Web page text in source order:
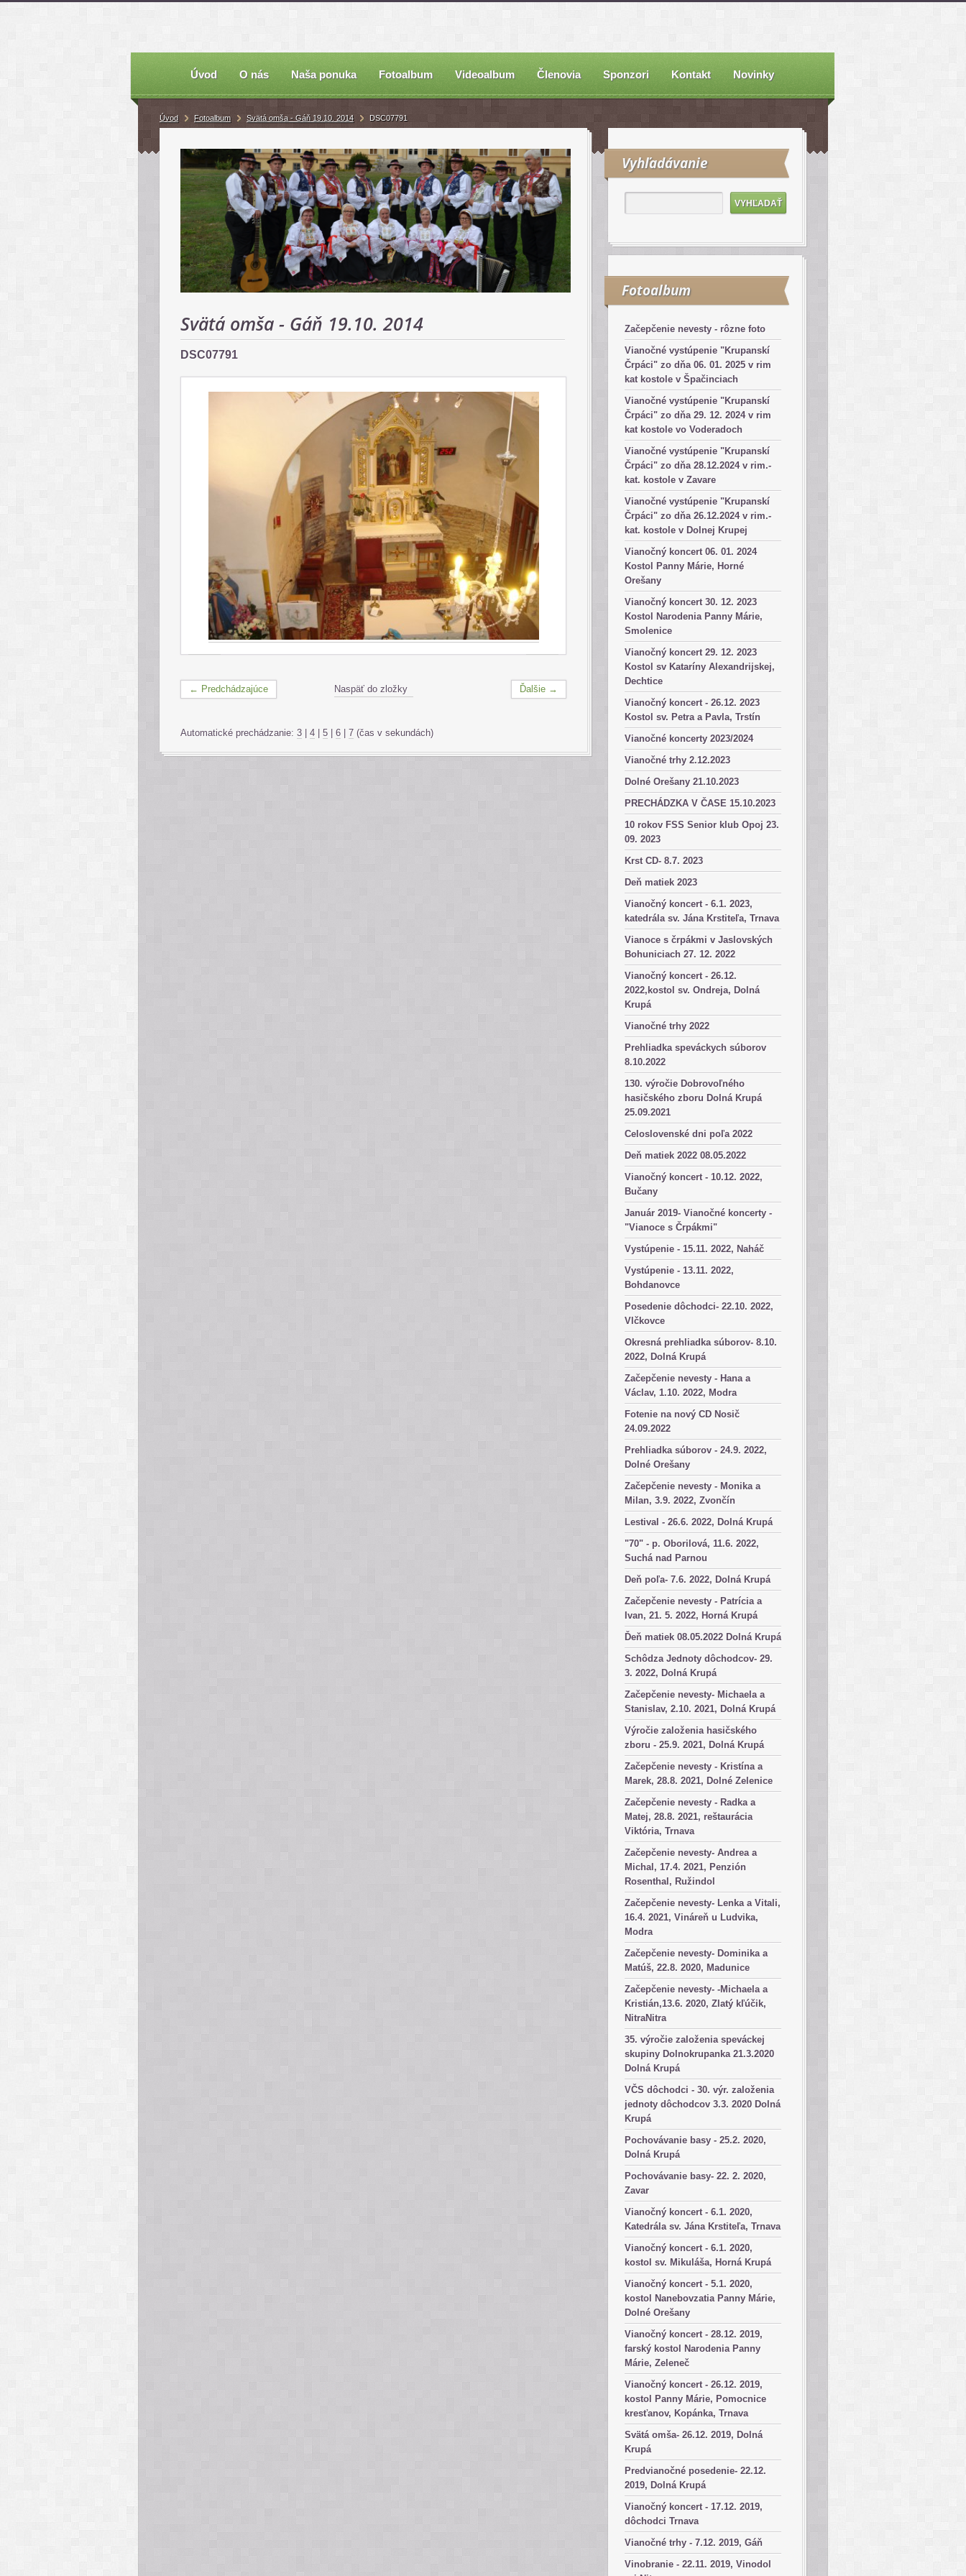
Úvod O nás Naša ponuka Fotoalbum Videoalbum Členovia Sponzori Kontakt Novinky
Vyhľadávanie
Fotoalbum
Začepčenie nevesty - rôzne foto
Vianočné vystúpenie "Krupanskí
Črpáci" zo dňa 06. 01. 2025 v rim
kat kostole v Špačinciach
Vianočné vystúpenie "Krupanskí
Črpáci" zo dňa 29. 12. 2024 v rim
kat kostole vo Voderadoch
Vianočné vystúpenie "Krupanskí
Črpáci" zo dňa 28.12.2024 v rim.-
kat. kostole v Zavare
Vianočné vystúpenie "Krupanskí
Črpáci" zo dňa 26.12.2024 v rim.-
kat. kostole v Dolnej Krupej
Vianočný koncert 06. 01. 2024
Kostol Panny Márie, Horné
Orešany
Vianočný koncert 30. 12. 2023
Kostol Narodenia Panny Márie,
Smolenice
Vianočný koncert 29. 12. 2023
Kostol sv Kataríny Alexandrijskej,
Dechtice
Vianočný koncert - 26.12. 2023
Kostol sv. Petra a Pavla, Trstín
Vianočné koncerty 2023/2024
Vianočné trhy 2.12.2023
Dolné Orešany 21.10.2023
PRECHÁDZKA V ČASE 15.10.2023
10 rokov FSS Senior klub Opoj 23.
09. 2023
Krst CD- 8.7. 2023
Deň matiek 2023
Vianočný koncert - 6.1. 2023,
katedrála sv. Jána Krstiteľa, Trnava
Vianoce s črpákmi v Jaslovských
Bohuniciach 27. 12. 2022
Vianočný koncert - 26.12.
2022,kostol sv. Ondreja, Dolná
Krupá
Vianočné trhy 2022
Prehliadka speváckych súborov
8.10.2022
130. výročie Dobrovoľného
hasičského zboru Dolná Krupá
25.09.2021
Celoslovenské dni poľa 2022
Deň matiek 2022 08.05.2022
Vianočný koncert - 10.12. 2022,
Bučany
Január 2019- Vianočné koncerty -
"Vianoce s Črpákmi"
Vystúpenie - 15.11. 2022, Naháč
Vystúpenie - 13.11. 2022,
Bohdanovce
Posedenie dôchodci- 22.10. 2022,
Vlčkovce
Okresná prehliadka súborov- 8.10.
2022, Dolná Krupá
Začepčenie nevesty - Hana a
Václav, 1.10. 2022, Modra
Fotenie na nový CD Nosič
24.09.2022
Prehliadka súborov - 24.9. 2022,
Dolné Orešany
Začepčenie nevesty - Monika a
Milan, 3.9. 2022, Zvončín
Lestival - 26.6. 2022, Dolná Krupá
"70" - p. Oborilová, 11.6. 2022,
Suchá nad Parnou
Deň poľa- 7.6. 2022, Dolná Krupá
Začepčenie nevesty - Patrícia a
Ivan, 21. 5. 2022, Horná Krupá
Ďeň matiek 08.05.2022 Dolná Krupá
Schôdza Jednoty dôchodcov- 29.
3. 2022, Dolná Krupá
Začepčenie nevesty- Michaela a
Stanislav, 2.10. 2021, Dolná Krupá
Výročie založenia hasičského
zboru - 25.9. 2021, Dolná Krupá
Začepčenie nevesty - Kristína a
Marek, 28.8. 2021, Dolné Zelenice
Začepčenie nevesty - Radka a
Matej, 28.8. 2021, reštaurácia
Viktória, Trnava
Začepčenie nevesty- Andrea a
Michal, 17.4. 2021, Penzión
Rosenthal, Ružindol
Začepčenie nevesty- Lenka a Vitali,
16.4. 2021, Vináreň u Ludvika,
Modra
Začepčenie nevesty- Dominika a
Matúš, 22.8. 2020, Madunice
Začepčenie nevesty- -Michaela a
Kristián,13.6. 2020, Zlatý kľúčik,
NitraNitra
35. výročie založenia speváckej
skupiny Dolnokrupanka 21.3.2020
Dolná Krupá
VČS dôchodci - 30. výr. založenia
jednoty dôchodcov 3.3. 2020 Dolná
Krupá
Pochovávanie basy - 25.2. 2020,
Dolná Krupá
Pochovávanie basy- 22. 2. 2020,
Zavar
Vianočný koncert - 6.1. 2020,
Katedrála sv. Jána Krstiteľa, Trnava
Vianočný koncert - 6.1. 2020,
kostol sv. Mikuláša, Horná Krupá
Vianočný koncert - 5.1. 2020,
kostol Nanebovzatia Panny Márie,
Dolné Orešany
Vianočný koncert - 28.12. 2019,
farský kostol Narodenia Panny
Márie, Zeleneč
Vianočný koncert - 26.12. 2019,
kostol Panny Márie, Pomocnice
kresťanov, Kopánka, Trnava
Svätá omša- 26.12. 2019, Dolná
Krupá
Predvianočné posedenie- 22.12.
2019, Dolná Krupá
Vianočný koncert - 17.12. 2019,
dôchodci Trnava
Vianočné trhy - 7.12. 2019, Gáň
Vinobranie - 22.11. 2019, Vinodol
Úvod Fotoalbum Svätá omša - Gáň 19.10. 2014 DSC07791
Svätá omša - Gáň 19.10. 2014
DSC07791
← Predchádzajúce Ďalšie →
Naspäť do zložky
Automatické prechádzanie: 3 4 5 6 7 (čas v sekundách)